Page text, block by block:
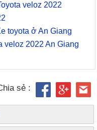
veloz 2022
toyota ở An Giang
veloz 2022 An Giang
sẻ :